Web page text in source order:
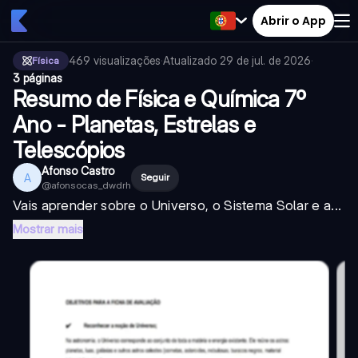
Abrir o App
Física 469 visualizações·Atualizado 29 de jul. de 2026·
3 páginas
Resumo de Física e Química 7º
Ano - Planetas, Estrelas e
Telescópios
A Afonso Castro
@afonsocas_dwdrh
Seguir
Vais aprender sobre o Universo, o Sistema Solar e a...
Mostrar mais